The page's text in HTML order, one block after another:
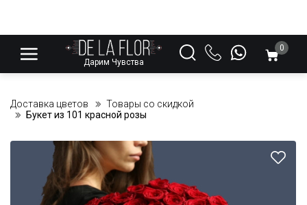
Дарим Чувства
0
Доставка цветов
Товары со скидкой
Букет из 101 красной розы